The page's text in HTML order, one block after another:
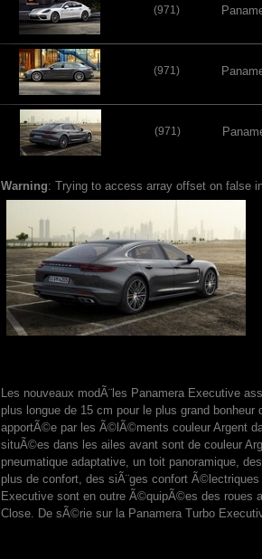
(971)
(971)
(971)
Warning: Trying to access array offset on false
Les nouveaux modÃ¨les Panamera Executive
plus longue de 15 cm pour le plus grand
apportÃ©e par les Ã©lÃ©ments couleur Argent
situÃ©es dans les ailes avant sont de couleur
pneumatique adaptative, un toit panoramique,
plus de confort, des siÃ¨ges confort
Executive sont en outre Ã©quipÃ©es des roues
Close. De sÃ©rie sur la Panamera Turbo